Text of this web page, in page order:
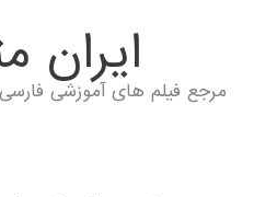
ايران
مرجع فیلم های آموزشی